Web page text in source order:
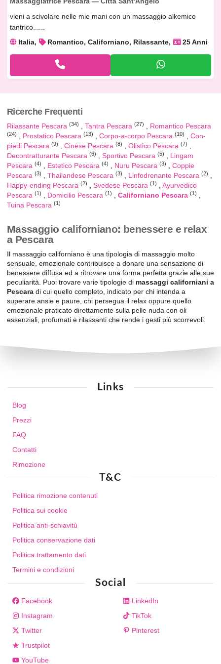
vieni a scivolare nelle mie mani con un massaggio alkemico
tantrico......
Italia
Romantico, Californiano, Rilassante 25 Anni
Ricerche Frequenti
Rilassante Pescara (34) Tantra Pescara (27) Romantico Pescara
(24) Prostatico Pescara (13) Corpo-a-corpo Pescara (10)
Con-
piedi Pescara (9) Cinese Pescara (8) Olistico Pescara (7)
Decontratturante Pescara (6) Sportivo Pescara (5)
Lingam
Pescara (4) Estetico Pescara (4) Nuru Pescara (3)
Coppie
Pescara (3) Thailandese Pescara (3) Linfodrenante Pescara (2)
Happy-ending Pescara (2) Svedese Pescara (1)
Ayurvedico
Pescara (1) Domicilio Pescara (1) Californiano Pescara (1)
Tuina Pescara (1)
Massaggio californiano: benessere e relax
a Pescara
Il massaggio californiano è una tipologia di massaggio molto
sensuale, emozionale contribuisce a donare una sensazione di
benessere diffusa ed a ritrovare una forma perfetta grazie alle sue
peculiarità. Puoi trovare varie tipologie di massaggi californiani a
Pescara di cui quello completo, indicato per chi intenda a
superare ansie e paure, chi persegua il relax oppure quello
emozionale praticato direttamente sulla pelle nuda con oli
essenziali, profumati e rilassanti che rende i gesti più scorrevoli.
Links
Blog
Prezzi
FAQ
Contatti
Rimozione
T&C
Politica rimozione contenuti
Politica sui cookie
Politica anti-schiavitù
Politica conservazione dati
Politica trattamento dati
Termini e condizioni
Social
Facebook
Instagram
Twitter
Trustpilot
YouTube
LinkedIn
TikTok
Pinterest